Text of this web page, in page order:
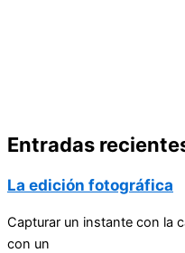
Entradas
La edición fotográfica
Capturar un instante con la
con un